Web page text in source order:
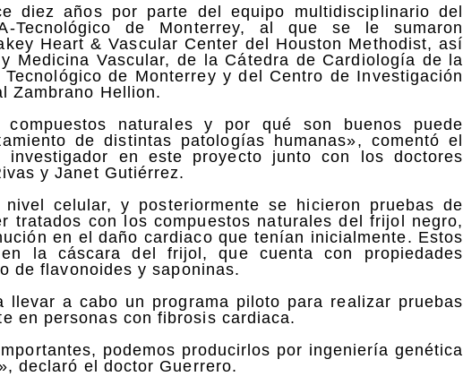
diez años por parte del equipo multidisciplinario del
Tecnológico de Monterrey, al que se le sumaron
Heart & Vascular Center del Houston Methodist, así
Medicina Vascular, de la Cátedra de Cardiología de la
de Monterrey y del Centro de Investigación
Zambrano Hellion.
naturales y por qué son buenos puede
de distintas patologías humanas», comentó el
investigador en este proyecto junto con los doctores
y Janet Gutiérrez.
celular, y posteriormente se hicieron pruebas de
tratados con los compuestos naturales del frijol negro,
en el daño cardiaco que tenían inicialmente. Estos
en la cáscara del frijol, que cuenta con propiedades
de flavonoides y saponinas.
llevar a cabo un programa piloto para realizar pruebas
en personas con fibrosis cardiaca.
podemos producirlos por ingeniería genética
declaró el doctor Guerrero.